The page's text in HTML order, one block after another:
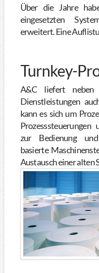
Über die Jahre
eingesetzten
erweitert. Eine
Turnkey-
A&C liefert neben
Dienstleistungen
kann es sich um
Prozesssteuerungen
zur Bedienung
basierte
Austausch einer alten